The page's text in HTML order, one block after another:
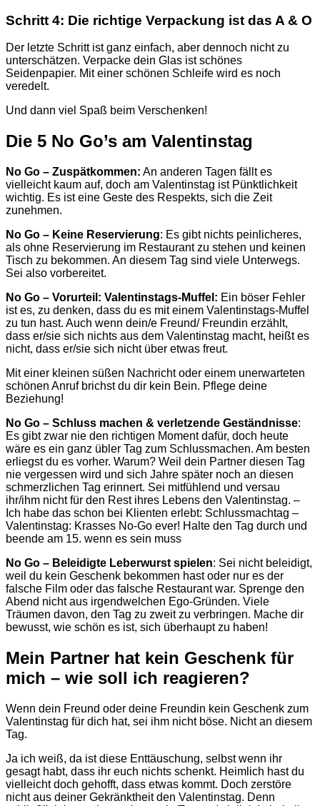
Schritt 4: Die richtige Verpackung ist das A & O
Der letzte Schritt ist ganz einfach, aber dennoch nicht zu
unterschätzen. Verpacke dein Glas ist schönes
Seidenpapier. Mit einer schönen Schleife wird es noch
veredelt.
Und dann viel Spaß beim Verschenken!
Die 5 No Go’s am Valentinstag
No Go – Zuspätkommen: An anderen Tagen fällt es
vielleicht kaum auf, doch am Valentinstag ist Pünktlichkeit
wichtig. Es ist eine Geste des Respekts, sich die Zeit
zunehmen.
No Go – Keine Reservierung: Es gibt nichts peinlicheres,
als ohne Reservierung im Restaurant zu stehen und keinen
Tisch zu bekommen. An diesem Tag sind viele Unterwegs.
Sei also vorbereitet.
No Go – Vorurteil: Valentinstags-Muffel: Ein böser Fehler
ist es, zu denken, dass du es mit einem Valentinstags-Muffel
zu tun hast. Auch wenn dein/e Freund/ Freundin erzählt,
dass er/sie sich nichts aus dem Valentinstag macht, heißt es
nicht, dass er/sie sich nicht über etwas freut.
Mit einer kleinen süßen Nachricht oder einem unerwarteten
schönen Anruf brichst du dir kein Bein. Pflege deine
Beziehung!
No Go – Schluss machen & verletzende Geständnisse:
Es gibt zwar nie den richtigen Moment dafür, doch heute
wäre es ein ganz übler Tag zum Schlussmachen. Am besten
erliegst du es vorher. Warum? Weil dein Partner diesen Tag
nie vergessen wird und sich Jahre später noch an diesen
schmerzlichen Tag erinnert. Sei mitfühlend und versau
ihr/ihm nicht für den Rest ihres Lebens den Valentinstag. –
Ich habe das schon bei Klienten erlebt: Schlussmachtag –
Valentinstag: Krasses No-Go ever! Halte den Tag durch und
beende am 15. wenn es sein muss
No Go – Beleidigte Leberwurst spielen: Sei nicht beleidigt,
weil du kein Geschenk bekommen hast oder nur es der
falsche Film oder das falsche Restaurant war. Sprenge den
Abend nicht aus irgendwelchen Ego-Gründen. Viele
Träumen davon, den Tag zu zweit zu verbringen. Mache dir
bewusst, wie schön es ist, sich überhaupt zu haben!
Mein Partner hat kein Geschenk für
mich – wie soll ich reagieren?
Wenn dein Freund oder deine Freundin kein Geschenk zum
Valentinstag für dich hat, sei ihm nicht böse. Nicht an diesem
Tag.
Ja ich weiß, da ist diese Enttäuschung, selbst wenn ihr
gesagt habt, dass ihr euch nichts schenkt. Heimlich hast du
vielleicht doch gehofft, dass etwas kommt. Doch zerstöre
nicht aus deiner Gekränktheit den Valentinstag. Denn